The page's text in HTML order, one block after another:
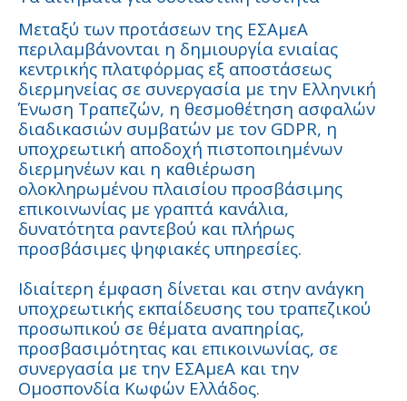
Μεταξύ των προτάσεων της ΕΣΑμεΑ
περιλαμβάνονται η δημιουργία ενιαίας
κεντρικής πλατφόρμας εξ αποστάσεως
διερμηνείας σε συνεργασία με την Ελληνική
Ένωση Τραπεζών, η θεσμοθέτηση ασφαλών
διαδικασιών συμβατών με τον GDPR, η
υποχρεωτική αποδοχή πιστοποιημένων
διερμηνέων και η καθιέρωση
ολοκληρωμένου πλαισίου προσβάσιμης
επικοινωνίας με γραπτά κανάλια,
δυνατότητα ραντεβού και πλήρως
προσβάσιμες ψηφιακές υπηρεσίες.
Ιδιαίτερη έμφαση δίνεται και στην ανάγκη
υποχρεωτικής εκπαίδευσης του τραπεζικού
προσωπικού σε θέματα αναπηρίας,
προσβασιμότητας και επικοινωνίας, σε
συνεργασία με την ΕΣΑμεΑ και την
Ομοσπονδία Κωφών Ελλάδος.